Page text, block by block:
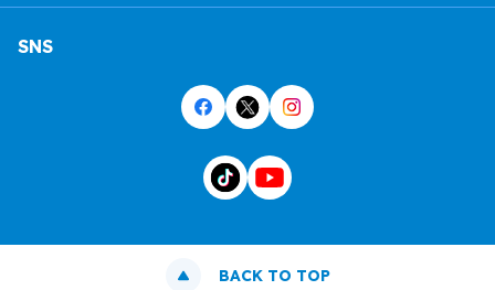
SNS
BACK TO TOP